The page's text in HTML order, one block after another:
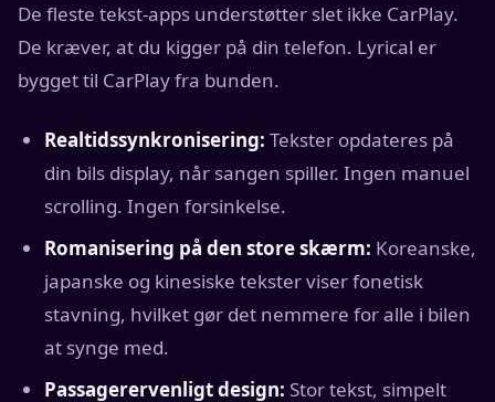
De fleste tekst-apps understøtter slet ikke CarPlay.
De kræver, at du kigger på din telefon. Lyrical er
bygget til CarPlay fra bunden.
Realtidssynkronisering: Tekster opdateres på
din bils display, når sangen spiller. Ingen manuel
scrolling. Ingen forsinkelse.
Romanisering på den store skærm: Koreanske,
japanske og kinesiske tekster viser fonetisk
stavning, hvilket gør det nemmere for alle i bilen
at synge med.
Passagerervenligt design: Stor tekst, simpelt